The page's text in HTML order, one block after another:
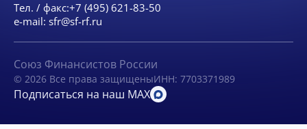
Тел. / факс:+7 (495) 621-83-50
e-mail: sfr@sf-rf.ru
Союз Финансистов России
© 2026 Все права защищеныИНН: 7703371989
Подписаться на наш MAX